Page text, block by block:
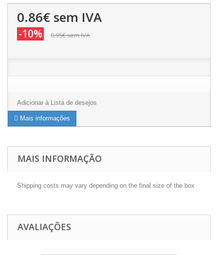
0.86€ sem IVA
-10% 0.95€sem IVA
Adicionar à Lista de desejos
Mais informações
MAIS INFORMAÇÃO
Shipping costs may vary depending on the final size of the box
AVALIAÇÕES